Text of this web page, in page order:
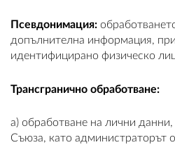
Псевдонимация:
допълнителна информация, при
идентифицирано физическо
Трансгранично обработване:
a) обработване на лични
Съюза, като администраторът